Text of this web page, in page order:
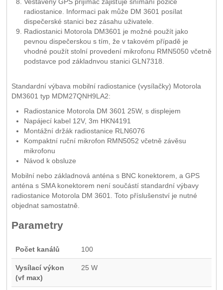
radiostanice. Informaci pak může DM 3601 posílat
dispečerské stanici bez zásahu uživatele.
Radiostanici Motorola DM3601 je možné použít jako
pevnou dispečerskou s tím, že v takovém případě je
vhodné použít stolní provedení mikrofonu RMN5050 včetně
podstavce pod základnvou stanici GLN7318.
Standardní výbava mobilní radiostanice (vysílačky) Motorola
DM3601 typ MDM27QNH9LA2:
Radiostanice Motorola DM 3601 25W, s displejem
Napájecí kabel 12V, 3m HKN4191
Montážní držák radiostanice RLN6076
Kompaktní ruční mikrofon RMN5052 včetně závěsu
mikrofonu
Návod k obsluze
Mobilní nebo základnová anténa s BNC konektorem, a GPS
anténa s SMA konektorem není součástí standardní výbavy
radiostanice Motorola DM 3601. Toto příslušenství je nutné
objednat samostatně.
Parametry
Počet kanálů 100
Vysílací výkon
(vf max)
25 W